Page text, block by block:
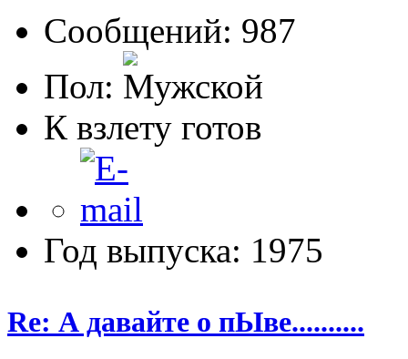
Сообщений: 987
Пол:
К взлету готов
Год выпуска: 1975
Re: А давайте о пЫве..........